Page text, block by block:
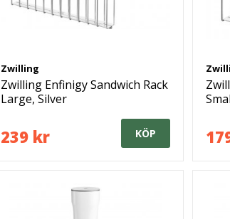
Zwilling
Zwilling Enfinigy Sandwich Rack
Large, Silver
239 kr KÖP